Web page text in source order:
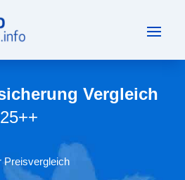
Vergleich
Preisvergleich